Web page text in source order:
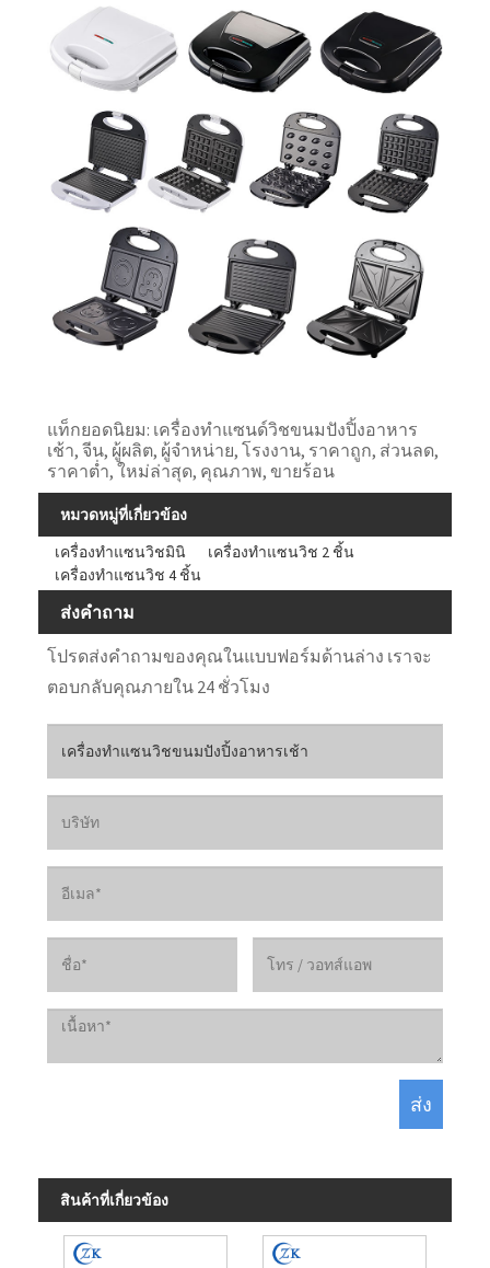
แท็กยอดนิยม: เครื่องทำแซนด์วิชขนมปังปิ้งอาหาร
เช้า, จีน, ผู้ผลิต, ผู้จำหน่าย, โรงงาน, ราคาถูก, ส่วนลด,
ราคาต่ำ, ใหม่ล่าสุด, คุณภาพ, ขายร้อน
หมวดหมู่ที่เกี่ยวข้อง
เครื่องทำแซนวิชมินิ
เครื่องทำแซนวิช 2 ชิ้น
เครื่องทำแซนวิช 4 ชิ้น
ส่งคำถาม
โปรดส่งคำถามของคุณในแบบฟอร์มด้านล่าง เราจะ
ตอบกลับคุณภายใน 24 ชั่วโมง
สินค้าที่เกี่ยวข้อง